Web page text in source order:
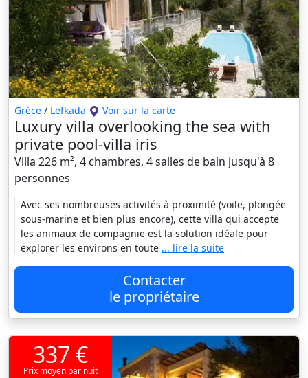
Grèce / Lefkada Voir sur la carte
Luxury villa overlooking the sea with
private pool-villa iris
Villa 226 m², 4 chambres, 4 salles de bain jusqu'à 8
personnes
Avec ses nombreuses activités à proximité (voile, plongée
sous-marine et bien plus encore), cette villa qui accepte
les animaux de compagnie est la solution idéale pour
explorer les environs en toute ... lire la suite
Contacter
le propriétaire
337 €
Prix moyen par nuit